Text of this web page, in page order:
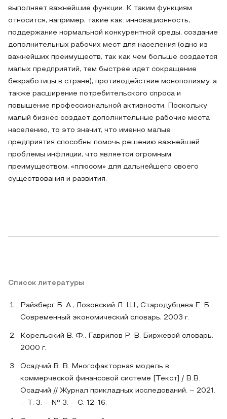
выполняет важнейшие функции. К таким функциям
относится, например, такие как: инновационность,
поддержание нормальной конкурентной среды, создание
дополнительных рабочих мест для населения (одно из
важнейших преимуществ, так как чем больше создается
малых предприятий, тем быстрее идет сокращение
безработицы в стране), противодействие монополизму, а
также расширение потребительского спроса и
повышение профессиональной активности. Поскольку
малый бизнес создает дополнительные рабочие места
населению, то это значит, что именно малые
предприятия способны помочь решению важнейшей
проблемы инфляции, что является огромным
преимуществом, «плюсом» для дальнейшего своего
существования и развития.
Список литературы
Райзберг Б. А., Лозовский Л. Ш., Стародубцева Е. Б.
Современный экономический словарь, 2003 г.
Корельский В. Ф., Гаврилов Р. В. Биржевой словарь,
2000 г.
Осадчий В. В. Многофакторная модель в
коммерческой финансовой системе [Текст] / В.В.
Осадчий // Журнал прикладных исследований. – 2021.
– Т. 3. – № 3. – C. 12-16.